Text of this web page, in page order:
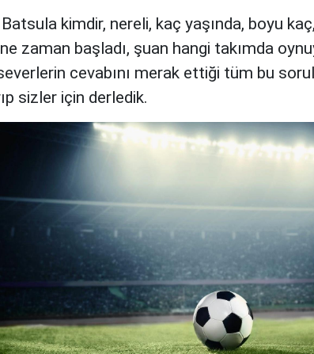
kimdir, nereli, kaç yaşında, boyu
zaman başladı, şuan hangi takımda
cevabını merak ettiği tüm bu
sizler için derledik.